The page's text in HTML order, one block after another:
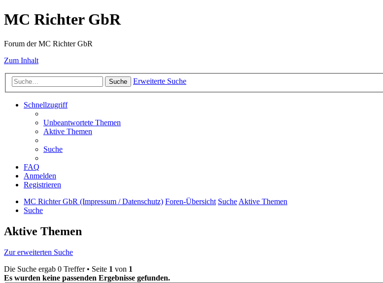
MC Richter GbR
Forum der MC Richter GbR
Zum Inhalt
Suche Erweiterte Suche
Schnellzugriff
Unbeantwortete Themen
Aktive Themen
Suche
FAQ
Anmelden
Registrieren
MC Richter GbR (Impressum / Datenschutz) Foren-Übersicht SucheAktive Themen
Suche
Aktive Themen
Zur erweiterten Suche
Die Suche ergab 0 Treffer • Seite 1 von 1
Es wurden keine passenden Ergebnisse gefunden.